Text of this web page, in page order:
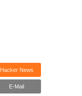
Hacker News
E-Mail